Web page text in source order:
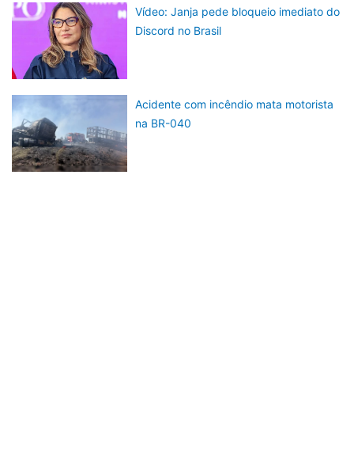
Vídeo: Janja pede bloqueio imediato do
Discord no Brasil
Acidente com incêndio mata motorista
na BR-040